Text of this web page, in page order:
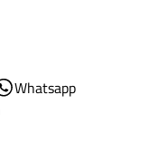
Whatsapp